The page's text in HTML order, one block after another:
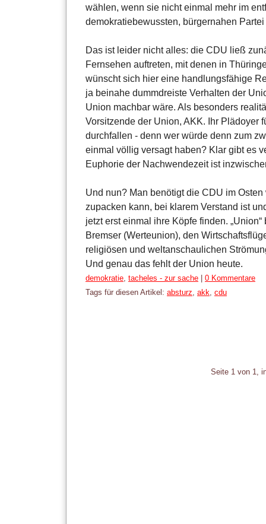
wählen, wenn sie nicht einmal mehr im
demokratiebewussten, bürgernahen
Das ist leider nicht alles: die CDU ließ
Fernsehen auftreten, mit denen in
wünscht sich hier eine handlungsfähige
ja beinahe dummdreiste Verhalten der
Union machbar wäre. Als besonders
Vorsitzende der Union, AKK. Ihr Plädoyer
durchfallen - denn wer würde denn zum
einmal völlig versagt haben? Klar gibt es
Euphorie der Nachwendezeit ist
Und nun? Man benötigt die CDU im
zupacken kann, bei klarem Verstand ist
jetzt erst einmal ihre Köpfe finden.
Bremser (Werteunion), den
religiösen und weltanschaulichen
Und genau das fehlt der Union heute.
Kategorien:
demokratie tacheles - zur sache | 0 Kommentare
Tags für diesen Artikel: absturz akk cdu
Seite 1 von 1,